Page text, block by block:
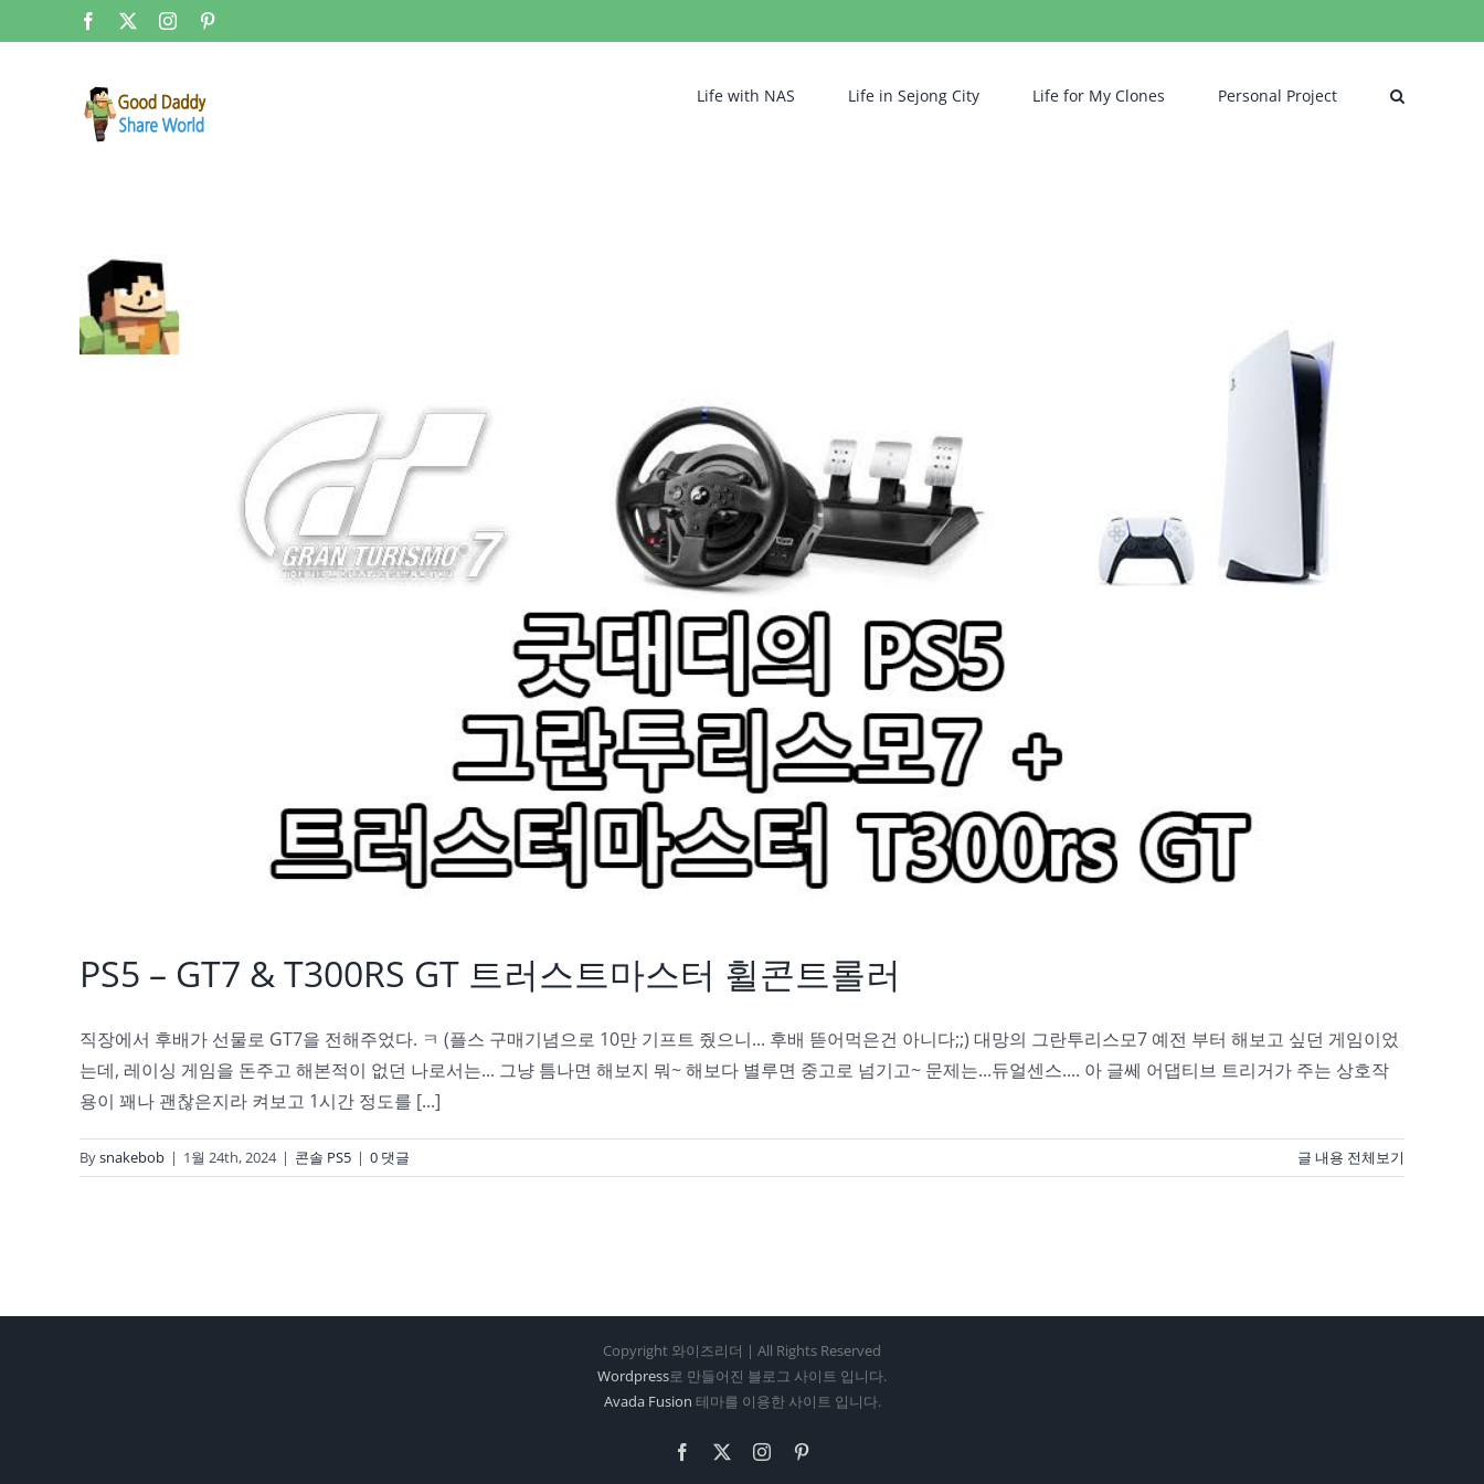
텐
Facebook Instagram
Life with NAS Life in Sejong City Life for My Clones Personal Project
PS5 – GT7 & T300RS GT 트러스트마스터 휠콘트롤러
직장에서 후배가 선물로 GT7을 전해주었다. ㅋ (플스 구매기념으로 10만 기프트 줬으니... 후배 뜯어먹은건 아니다;;) 대망의 그란투리스모7 예전 부터 해보고 싶던 게임이었
는데, 레이싱 게임을 돈주고 해본적이 없던 나로서는... 그냥 틈나면 해보지 뭐~ 해보다 별루면 중고로 넘기고~ 문제는...듀얼센스.... 아 글쎄 어댑티브 트리거가 주는 상호작
용이 꽤나 괜찮은지라 켜보고 1시간 정도를 [...]
Bysnakebob | 1월 24th, 2024 | 콘솔 PS5 | 0 댓글 글 내용 전체보기
Copyright 와이즈리더 | All Rights Reserved
Wordpress로 만들어진 블로그 사이트 입니다.
Avada Fusion 테마를 이용한 사이트 입니다.
Facebook Instagram